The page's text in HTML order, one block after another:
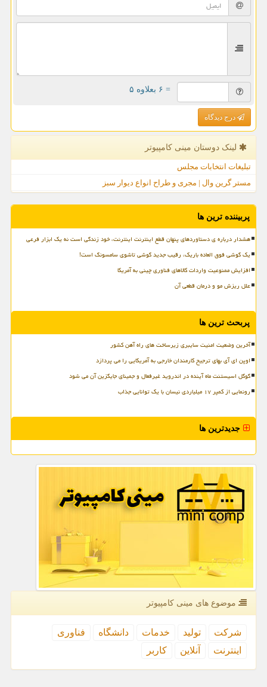
= ۶ بعلاوه ۵
درج دیدگاه
لینک دوستان مینی كامپیوتر
تبلیغات انتخابات مجلس
مستر گرین وال | مجری و طراح انواع دیوار سبز
پربیننده ترین ها
هشدار درباره ی دستاوردهای پنهان قطع اینترنت اینترنت، خود زندگی است نه یک ابزار فرعی
یک گوشی فوق العاده باریک، رقیب جدید گوشی تاشوی سامسونگ است!
افزایش ممنوعیت واردات کالاهای فناوری چینی به آمریکا
علل ریزش مو و درمان قطعی آن
پربحث ترین ها
آخرین وضعیت امنیت سایبری زیرساخت های راه آهن کشور
اوپن ای آی بهای ترجیح کارمندان خارجی به آمریکایی را می پردازد
گوگل اسیستنت ماه آینده در اندروید غیرفعال و جمینای جایگزین آن می شود
رونمایی از کمپر ۱۷ میلیاردی نیسان با یک توانایی جذاب
جدیدترین ها
موضوع های مینی كامپیوتر
شركت تولید خدمات دانشگاه
فناوری
اینترنت
آنلاین كاربر